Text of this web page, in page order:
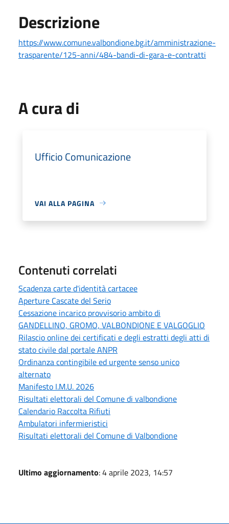
Descrizione
https://www.comune.valbondione.bg.it/amministrazione-
trasparente/125-anni/484-bandi-di-gara-e-contratti
A cura di
Ufficio Comunicazione
VAI ALLA PAGINA
Contenuti correlati
Scadenza carte d'identità cartacee
Aperture Cascate del Serio
Cessazione incarico provvisorio ambito di
GANDELLINO, GROMO, VALBONDIONE E VALGOGLIO
Rilascio online dei certificati e degli estratti degli atti di
stato civile dal portale ANPR
Ordinanza contingibile ed urgente senso unico
alternato
Manifesto I.M.U. 2026
Risultati elettorali del Comune di valbondione
Calendario Raccolta Rifiuti
Ambulatori infermieristici
Risultati elettorali del Comune di Valbondione
Ultimo aggiornamento: 4 aprile 2023, 14:57